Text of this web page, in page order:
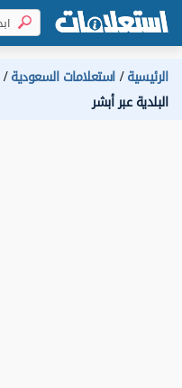
الرئيسية استعلامات السعودية
البلدية عبر أبشر